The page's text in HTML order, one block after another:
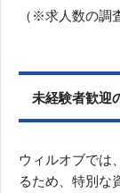
（※求人数の調
未経験者歓迎
ウィルオブでは
るため、特別な